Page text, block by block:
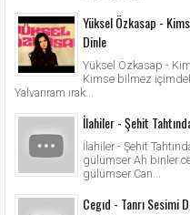
Yüksel Özkasap -
Dinle
Yüksel Özkasap -
Kimse bilmez
Yalvarıram ırak...
İlahiler - Şehit
İlahiler - Şehit
gülümser Ah binler
gülümser Can...
Cegıd - Tanrı Sesimi